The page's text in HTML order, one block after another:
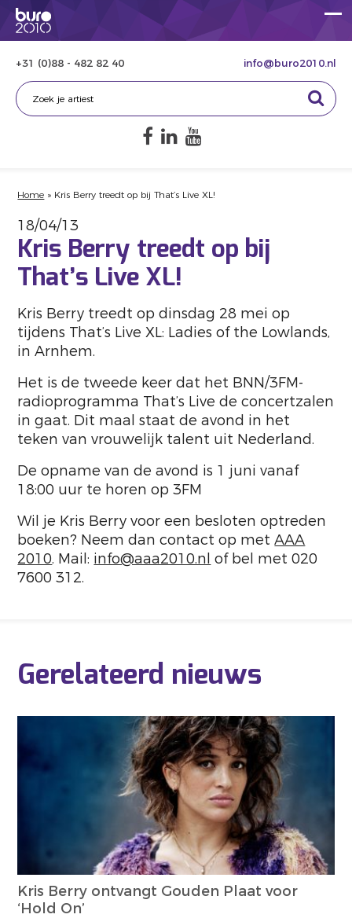
+31 (0)88 - 482 82 40 info@buro2010.nl
Home » Kris Berry treedt op bij That’s Live XL!
18/04/13
Kris Berry treedt op bij
That’s Live XL!
Kris Berry treedt op dinsdag 28 mei op
tijdens That’s Live XL: Ladies of the Lowlands,
in Arnhem.
Het is de tweede keer dat het BNN/3FM-
radioprogramma That’s Live de concertzalen
in gaat. Dit maal staat de avond in het
teken van vrouwelijk talent uit Nederland.
De opname van de avond is 1 juni vanaf
18:00 uur te horen op 3FM
Wil je Kris Berry voor een besloten optreden
boeken? Neem dan contact op metAAA
2010. Mail: info@aaa2010.nl of bel met 020
7600 312.
Gerelateerd nieuws
Kris Berry ontvangt Gouden Plaat voor
‘Hold On’